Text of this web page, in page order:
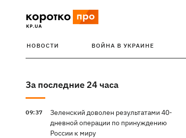
НОВОСТИ ВОЙНА В УКРАИНЕ
За последние 24 часа
09:37
Зеленский доволен результатами 40-
дневной операции по принуждению
России к миру